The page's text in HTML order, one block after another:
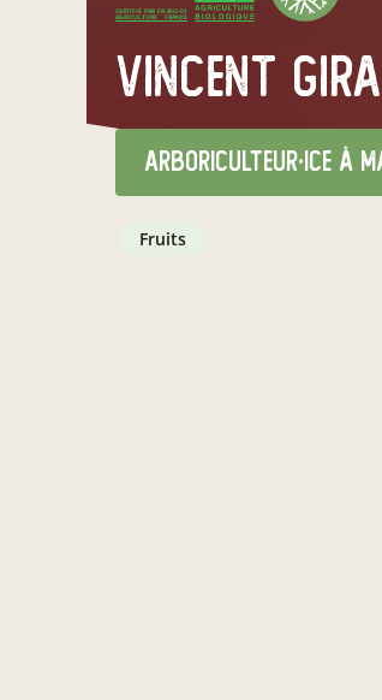
vincent
CERTIFIÉ PAR FR-BIO-01
AGRICULTURE FRANCE
arboriculteur·ice à
fruits